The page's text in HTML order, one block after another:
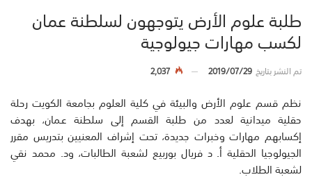
طلبة علوم الأرض يتوجهون لسلطنة عمان
لكسب مهارات جيولوجية
تم النشر بتاريخ2019/07/29
2,037
نظم قسم علوم الأرض والبيئة في كلية العلوم بجامعة الكويت رحلة
حقلية ميدانية لعدد من طلبة القسم إلى سلطنة عـمان، بهدف
إكسابهم مهارات وخبرات جديدة، تحت إشراف المعنيين بتدريس مقرر
الجيولوجيا الحقلية أ. د فريال بوربيع لشعبة الطالبات، ود. محمد نقي
لشعبة الطلاب.